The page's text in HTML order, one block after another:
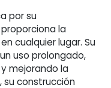
por su
la
cualquier lugar. Su
uso prolongado,
mejorando la
su construcción